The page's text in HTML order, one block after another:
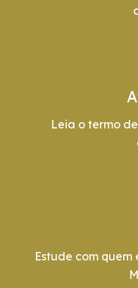
Leia o termo
Estude com